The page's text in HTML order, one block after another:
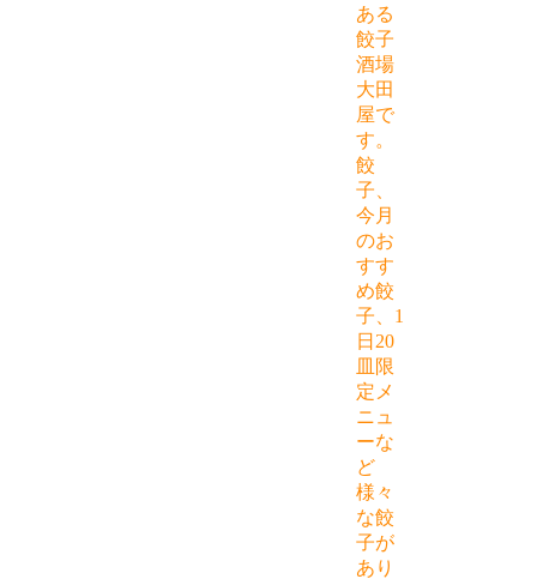
ある
餃子
酒場
大田
屋で
す。
餃
子、
今月
のお
すす
め餃
子、1
日20
皿限
定メ
ニュ
ーな
ど
様々
な餃
子が
あり